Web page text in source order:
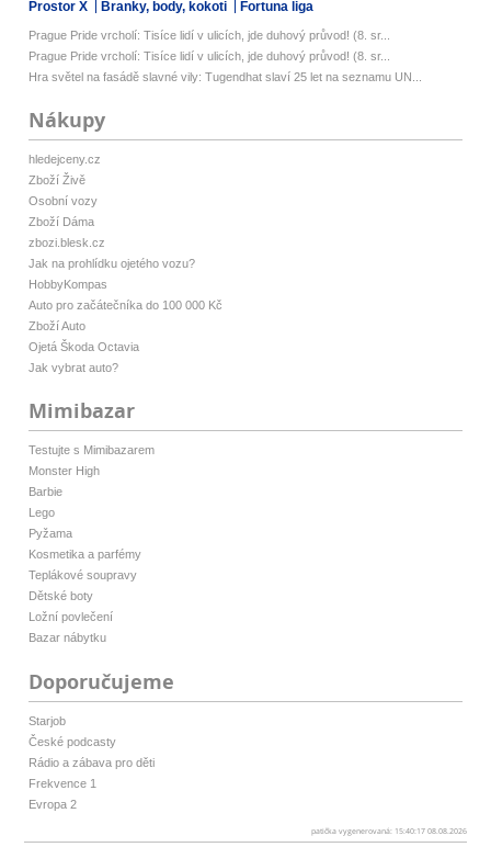
Prostor X Branky, body, kokoti Fortuna liga
Prague Pride vrcholí: Tisíce lidí v ulicích, jde duhový průvod! (8. sr...
Prague Pride vrcholí: Tisíce lidí v ulicích, jde duhový průvod! (8. sr...
Hra světel na fasádě slavné vily: Tugendhat slaví 25 let na seznamu UN...
Nákupy
hledejceny.cz
Zboží Živě
Osobní vozy
Zboží Dáma
zbozi.blesk.cz
Jak na prohlídku ojetého vozu?
HobbyKompas
Auto pro začátečníka do 100 000 Kč
Zboží Auto
Ojetá Škoda Octavia
Jak vybrat auto?
Mimibazar
Testujte s Mimibazarem
Monster High
Barbie
Lego
Pyžama
Kosmetika a parfémy
Teplákové soupravy
Dětské boty
Ložní povlečení
Bazar nábytku
Doporučujeme
Starjob
České podcasty
Rádio a zábava pro děti
Frekvence 1
Evropa 2
patička vygenerovaná: 15:40:17 08.08.2026